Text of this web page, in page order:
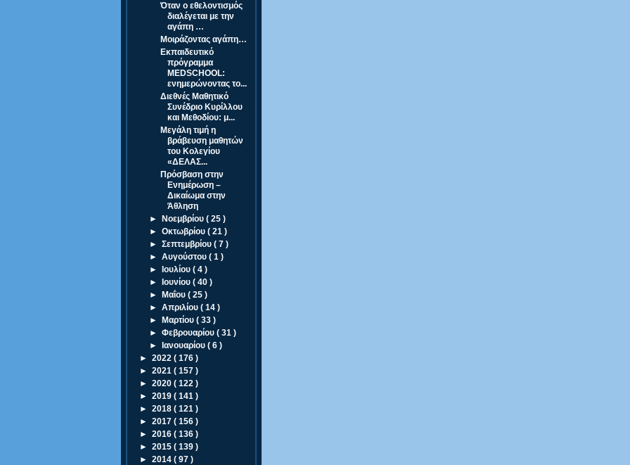
Όταν ο εθελοντισμός
διαλέγεται με την
αγάπη …
Μοιράζοντας αγάπη…
Εκπαιδευτικό
πρόγραμμα
MEDSCHOOL:
ενημερώνοντας το...
Διεθνές Μαθητικό
Συνέδριο Κυρίλλου
και Μεθοδίου: μ...
Μεγάλη τιμή η
βράβευση μαθητών
του Κολεγίου
«ΔΕΛΑΣ...
Πρόσβαση στην
Ενημέρωση –
Δικαίωμα στην
Άθληση
►
Νοεμβρίου( 25 )
►Οκτωβρίου( 21 )
►Σεπτεμβρίου( 7 )
►Αυγούστου( 1 )
►
Ιουλίου( 4 )
►
Ιουνίου( 40 )
►
Μαΐου( 25 )
►Απριλίου( 14 )
►
Μαρτίου( 33 )
►Φεβρουαρίου( 31 )
►
Ιανουαρίου( 6 )
► 2022 ( 176 )
► 2021 ( 157 )
► 2020 ( 122 )
► 2019 ( 141 )
► 2018 ( 121 )
► 2017 ( 156 )
► 2016 ( 136 )
► 2015 ( 139 )
► 2014 ( 97 )